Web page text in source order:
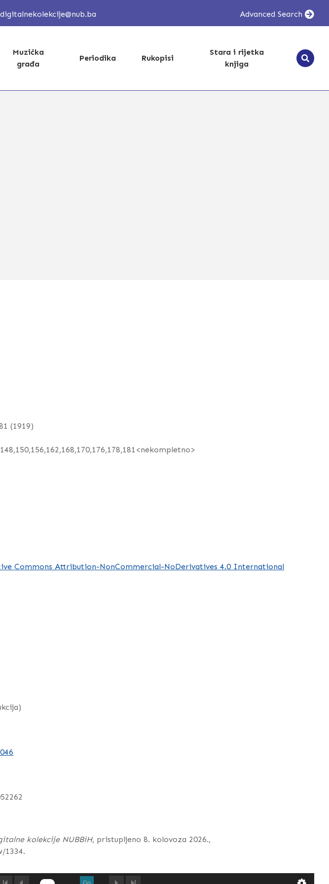
digitalnekolekcije@nub.ba Advanced Search
Muzička
građa
Periodika Rukopisi
Stara i rijetka
knjiga
(1919)
Commons Attribution-NonCommercial-NoDerivatives 4.0 International
kolekcije NUBBiH, pristupljeno 8. kolovoza 2026.,
1334.